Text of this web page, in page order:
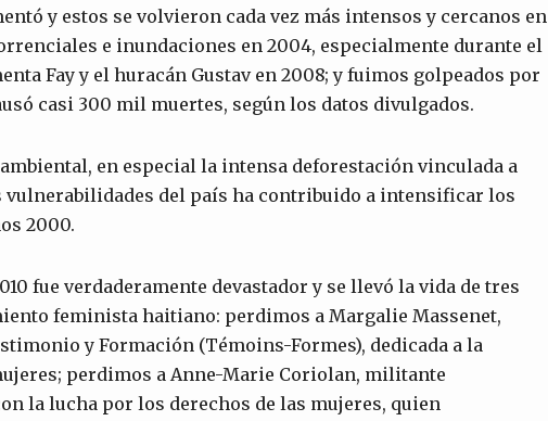
y estos se volvieron cada vez más intensos y cercanos en
e inundaciones en 2004, especialmente durante el
Fay y el huracán Gustav en 2008; y fuimos golpeados por
casi 300 mil muertes, según los datos divulgados.
en especial la intensa deforestación vinculada a
vulnerabilidades del país ha contribuido a intensificar los
2000.
fue verdaderamente devastador y se llevó la vida de tres
feminista haitiano: perdimos a Margalie Massenet,
y Formación (Témoins-Formes), dedicada a la
perdimos a Anne-Marie Coriolan, militante
la lucha por los derechos de las mujeres, quien